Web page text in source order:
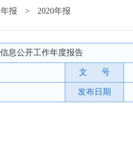
报 > 2020年报
息公开工作年度报告
文 号
发布日期